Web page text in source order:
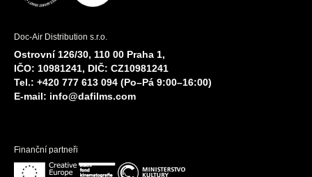
Doc-Air Distribution s.r.o.
Ostrovní 126/30, 110 00 Praha 1,
IČO: 10981241, DIČ: CZ10981241
Tel.: +420 777 613 094 (Po–Pá 9:00–16:00)
E-mail: info@dafilms.com
Finanční partneři